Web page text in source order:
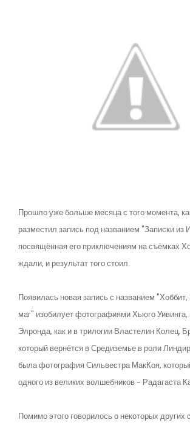
Прошло уже больше месяца с того момента,
разместил запись под названием "Записки из
посвящённая его приключениям на съёмках
ждали, и результат того стоил.
Появилась новая запись с названием
маг" изобилует фотографиями Хьюго Уивинга,
Элронда, как и в трилогии Властелин Колец,
который вернётся в Средиземье в роли
была фотография Сильвестра МакКоя,
одного из великих волшебников - Радагаста
Помимо этого говорилось о некоторых других